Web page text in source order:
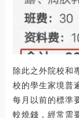
除此之外院校和
校的學生家境普
每月以前的標準
較燒錢，經常需